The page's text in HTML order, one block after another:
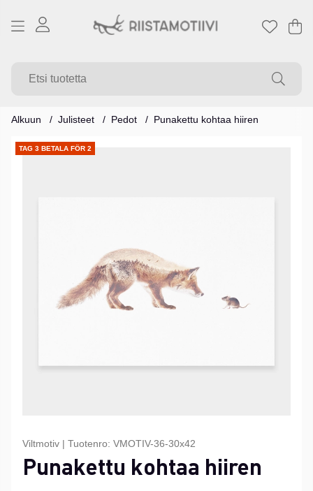
.
Alkuun Julisteet Pedot Punakettu kohtaa hiiren
TAG 3 BETALA FÖR 2
Tuotekuvat
Viltmotiv | Tuotenro: VMOTIV-36-30x42
Punakettu kohtaa hiiren